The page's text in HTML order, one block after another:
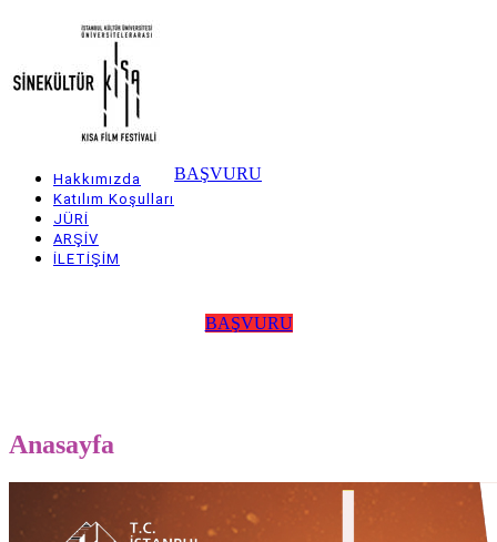
content
Main
navigation
Hakkımızda
Katılım Koşulları
JÜRİ
ARŞİV
İLETİŞİM
BAŞVURU
BAŞVURU
Anasayfa